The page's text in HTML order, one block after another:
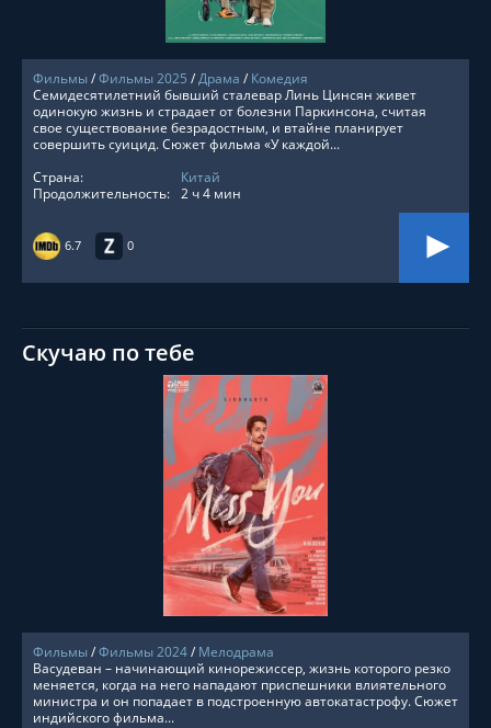
Фильмы/Фильмы 2025 /Драма / Комедия
6.7 0
Семидесятилетний бывший сталевар Линь Цинсян живет
одинокую жизнь и страдает от болезни Паркинсона, считая
свое существование безрадостным, и втайне планирует
совершить суицид. Сюжет фильма «У каждой...
Страна:
Китай
Продолжительность: 2 ч 4 мин
Скучаю по тебе
СМОТРЕТЬ ОНЛАЙН
Фильмы/Фильмы 2024/ Мелодрама
Васудеван – начинающий кинорежиссер, жизнь которого резко
меняется, когда на него нападают приспешники влиятельного
министра и он попадает в подстроенную автокатастрофу. Сюжет
индийского фильма...